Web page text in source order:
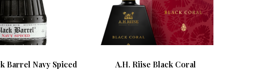
Barrel Navy Spiced A.H. Riise Black Coral